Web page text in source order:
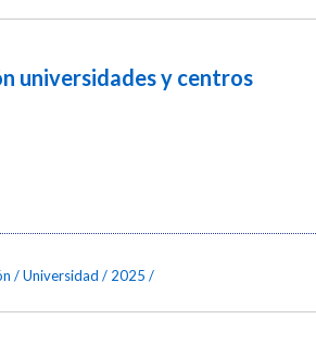
universidades y centros
Universidad 2025